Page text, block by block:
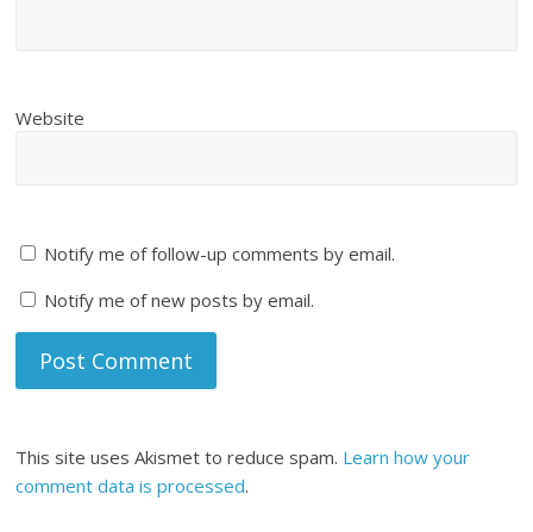
Website
Notify me of follow-up comments by email.
Notify me of new posts by email.
This site uses Akismet to reduce spam. Learn how your
comment data is processed.